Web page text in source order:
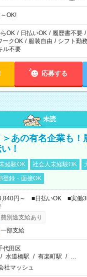
OK!
OK / 日払いOK / 履歴書不要 /
ークOK / 服装自由 / シフト勤務
ル不要
応募する
未読
＞あの有名企業も！
！
経験OK 社会人未経験OK
登録・面接OK
円～ ■日払いOK ■実働3
別途支給あり
一部支給
代田区
/ 水道橋駅 / 有楽町駅 / …
社マッシュ